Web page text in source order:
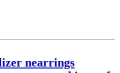
nearrings